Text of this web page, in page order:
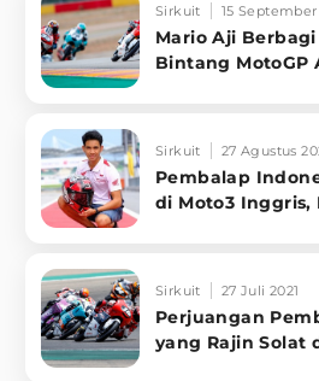
Sirkuit 15 September
Mario Aji
Bintang MotoGP
Sirkuit 27 Agustus
Pembalap
di Moto3 Inggris,
Sirkuit 27 Juli 2021
Perjuangan
yang Rajin Solat